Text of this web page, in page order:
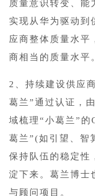
质量意识转变、能
实现从华为驱动到
应商整体质量水平
商相当的质量水平
2、持续建设供应
葛兰”通过认证，
域梳理“小葛兰”的
葛兰”(如引望、智
保持队伍的稳定性
淀下来。葛兰博士
与顾问项目。